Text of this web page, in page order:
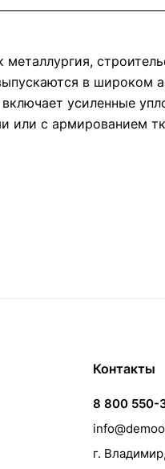
в широком
усиленные
или с армированием
Контакты
8 800 550-
г.